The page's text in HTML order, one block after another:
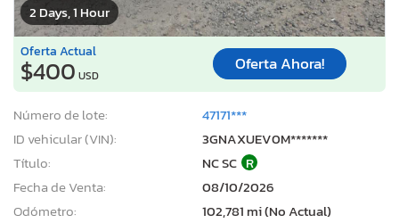
2 Days, 1 Hour
Oferta Actual
$400 USD
Oferta Ahora!
Número de lote:
47171***
ID vehicular (VIN):
3GNAXUEV0M*******
Título:
NC SC R
Fecha de Venta:
08/10/2026
Odómetro:
102,781 mi (No Actual)